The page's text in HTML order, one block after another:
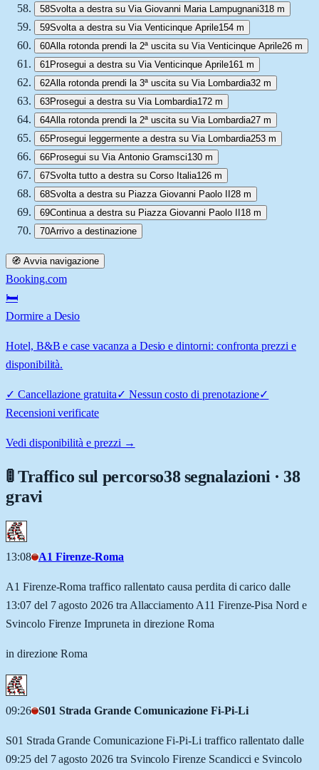
58Svolta a destra su Via Giovanni Maria Lampugnani318 m
59Svolta a destra su Via Venticinque Aprile154 m
60Alla rotonda prendi la 2ª uscita su Via Venticinque Aprile26 m
61 Prosegui a destra su Via Venticinque Aprile161 m
62Alla rotonda prendi la 3ª uscita su Via Lombardia32 m
63Prosegui a destra su Via Lombardia172 m
64Alla rotonda prendi la 2ª uscita su Via Lombardia27 m
65Prosegui leggermente a destra su Via Lombardia253 m
66Prosegui su Via Antonio Gramsci130 m
67Svolta tutto a destra su Corso Italia126 m
68Svolta a destra su Piazza Giovanni Paolo II28 m
69Continua a destra su Piazza Giovanni Paolo II18 m
70Arrivo a destinazione
🧭 Avvia navigazione
Booking.com
🛏️
Dormire a Desio
Hotel, B&B e case vacanza a Desio e dintorni: confronta prezzi e
disponibilità.
✓ Cancellazione gratuita✓ Nessun costo di prenotazione✓
Recensioni verificate
Vedi disponibilità e prezzi →
🚦 Traffico sul percorso38 segnalazioni · 38
gravi
13:08 A1 Firenze-Roma
A1 Firenze-Roma traffico rallentato causa perdita di carico dalle
13:07 del 7 agosto 2026 tra Allacciamento A11 Firenze-Pisa Nord e
Svincolo Firenze Impruneta in direzione Roma
in direzione Roma
09:26 S01 Strada Grande Comunicazione Fi-Pi-Li
S01 Strada Grande Comunicazione Fi-Pi-Li traffico rallentato dalle
09:25 del 7 agosto 2026 tra Svincolo Firenze Scandicci e Svincolo